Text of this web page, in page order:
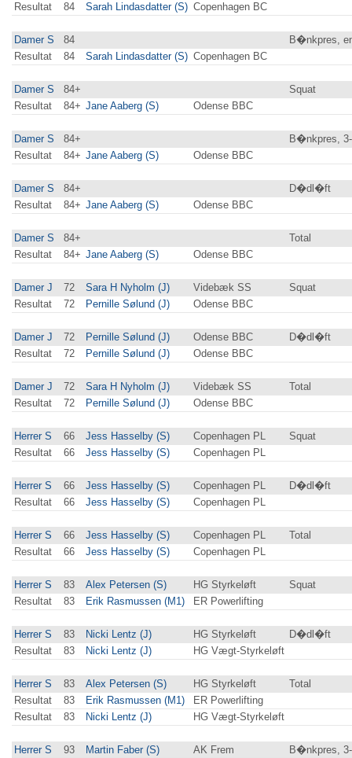
Resultat
84 Sarah Lindasdatter (S) Copenhagen BC
Damer S 84
B�nkpres,
Resultat
84 Sarah Lindasdatter (S) Copenhagen BC
Damer S 84+
Squat
Resultat
84+ Jane Aaberg (S) Odense BBC
Damer S 84+
B�nkpres,
Resultat
84+ Jane Aaberg (S) Odense BBC
Damer S 84+
D�dl�ft
Resultat
84+ Jane Aaberg (S) Odense BBC
Damer S 84+
Total
Resultat
84+ Jane Aaberg (S) Odense BBC
Damer J 72 Sara H Nyholm (J) Videbæk SS
Squat
Resultat
72 Pernille Sølund (J) Odense BBC
Damer J 72 Pernille Sølund (J) Odense BBC
D�dl�ft
Resultat
72 Pernille Sølund (J) Odense BBC
Damer J 72 Sara H Nyholm (J) Videbæk SS
Total
Resultat
72 Pernille Sølund (J) Odense BBC
Herrer S 66 Jess Hasselby (S) Copenhagen PL
Squat
Resultat
66 Jess Hasselby (S) Copenhagen PL
Herrer S 66 Jess Hasselby (S) Copenhagen PL
D�dl�ft
Resultat
66 Jess Hasselby (S) Copenhagen PL
Herrer S 66 Jess Hasselby (S) Copenhagen PL
Total
Resultat
66 Jess Hasselby (S) Copenhagen PL
Herrer S 83 Alex Petersen (S) HG Styrkeløft
Squat
Resultat
83 Erik Rasmussen (M1) ER Powerlifting
Herrer S 83 Nicki Lentz (J) HG Styrkeløft
D�dl�ft
Resultat
83 Nicki Lentz (J) HG Vægt-Styrkeløft
Herrer S 83 Alex Petersen (S) HG Styrkeløft
Total
Resultat
83 Erik Rasmussen (M1)
ER Powerlifting
Resultat
83 Nicki Lentz (J) HG Vægt-Styrkeløft
Herrer S 93 Martin Faber (S) AK Frem
B�nkpres,